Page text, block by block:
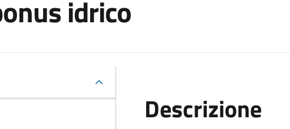
idrico
Descrizione